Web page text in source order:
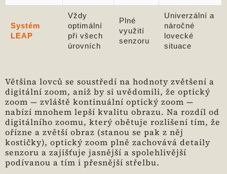
Systém
LEAP
Vždy
optimální
při všech
úrovních
Plné
využití
senzoru
Univerzální a
náročné
lovecké
situace
Většina lovců se soustředí na hodnoty zvětšení a
digitální zoom, aniž by si uvědomili, že optický
zoom — zvláště kontinuální optický zoom —
nabízí mnohem lepší kvalitu obrazu. Na rozdíl od
digitálního zoomu, který obětuje rozlišení tím, že
ořízne a zvětší obraz (stanou se pak z něj
kostičky), optický zoom plně zachovává detaily
senzoru a zajišťuje jasnější a spolehlivější
podívanou a tím i přesnější střelbu.